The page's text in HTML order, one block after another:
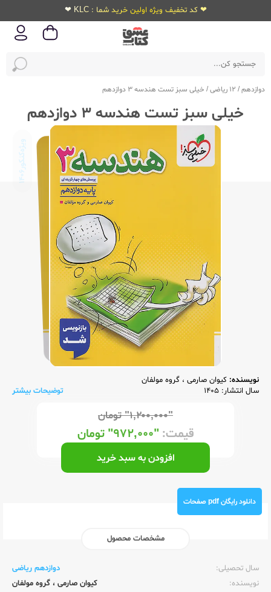
❤ کد تخفیف ویژه اولین خرید شما : KLC ❤
دوازدهم/ 12 ریاضی / خیلی سبز تست هندسه 3 دوازدهم
خیلی سبز تست هندسه 3 دوازدهم
ویژه‌کنکور
1406
نویسنده: کیوان صارمی ، گروه مولفان
سال انتشار: 1405
توضیحات بیشتر
"۱,۲۰۰,۰۰۰" تومان
قیمت:"۹۷۲,۰۰۰" تومان
افزودن به سبد خرید
دانلود رایگان pdf صفحات
مشخصات محصول
سال تحصیلی:‌
دوازدهم ریاضی
نویسنده:‌
کیوان صارمی ، گروه مولفان